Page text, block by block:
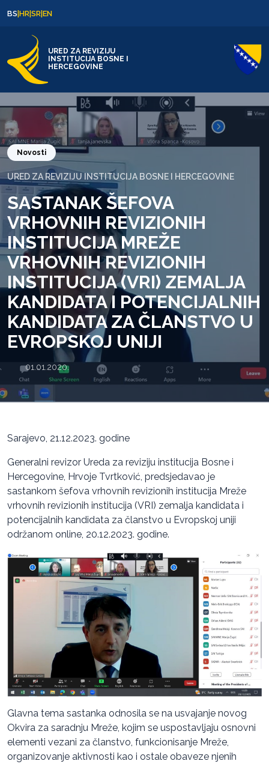
BS|HR|SR|EN
URED ZA REVIZIJU
INSTITUCIJA BOSNE I
HERCEGOVINE
Novosti
URED ZA REVIZIJU INSTITUCIJA BOSNE I HERCEGOVINE
SASTANAK ŠEFOVA
VRHOVNIH REVIZIONIH
INSTITUCIJA MREŽE
VRHOVNIH REVIZIONIH
INSTITUCIJA (VRI) ZEMALJA
KANDIDATA I POTENCIJALNIH
KANDIDATA ZA ČLANSTVO U
EVROPSKOJ UNIJI
01.01.2020.
Sarajevo, 21.12.2023. godine
Generalni revizor Ureda za reviziju institucija Bosne i
Hercegovine, Hrvoje Tvrtković, predsjedavao je
sastankom šefova vrhovnih revizionih institucija Mreže
vrhovnih revizionih institucija (VRI) zemalja kandidata i
potencijalnih kandidata za članstvo u Evropskoj uniji
održanom online, 20.12.2023. godine.
Glavna tema sastanka odnosila se na usvajanje novog
Okvira za saradnju Mreže, kojim se uspostavljaju osnovni
elementi vezani za članstvo, funkcionisanje Mreže,
organizovanje aktivnosti kao i ostale obaveze njenih